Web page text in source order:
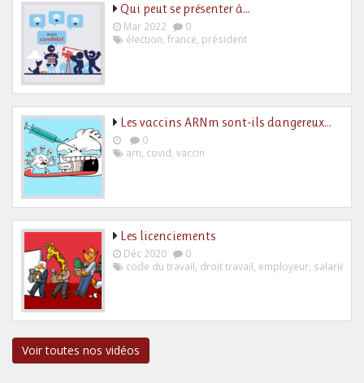
Qui peut se présenter à…
Mar 2022
0
élection, france, président
Les vaccins ARNm sont-ils dangereux…
0
arn, covid, vaccin
Les licenciements
Déc 2020
0
code du travail, droit travail, employeur, salarié
Voir toutes nos vidéos